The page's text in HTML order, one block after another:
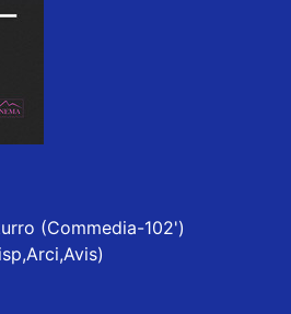
(Commedia-102')